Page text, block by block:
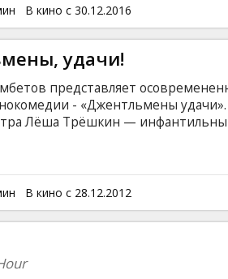
В кино с 30.12.2016
удачи!
представляет
- «Джентльмены
Лёша Трёшкин —
Санкт-Петербурга
Воина. Молодая красивая
Трёшкина и "современными"
помочь следствию.
В кино с 28.12.2012